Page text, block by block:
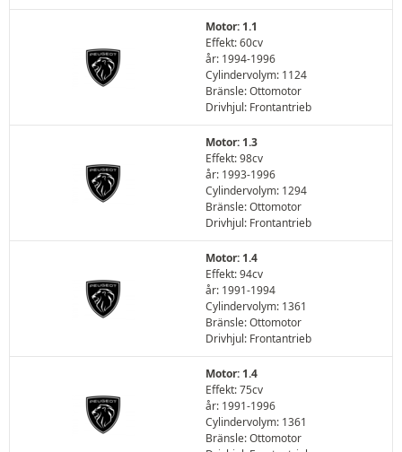
Motor: 1.1
Effekt: 60cv
år: 1994-1996
Cylindervolym: 1124
Bränsle: Ottomotor
Drivhjul: Frontantrieb
Motor: 1.3
Effekt: 98cv
år: 1993-1996
Cylindervolym: 1294
Bränsle: Ottomotor
Drivhjul: Frontantrieb
Motor: 1.4
Effekt: 94cv
år: 1991-1994
Cylindervolym: 1361
Bränsle: Ottomotor
Drivhjul: Frontantrieb
Motor: 1.4
Effekt: 75cv
år: 1991-1996
Cylindervolym: 1361
Bränsle: Ottomotor